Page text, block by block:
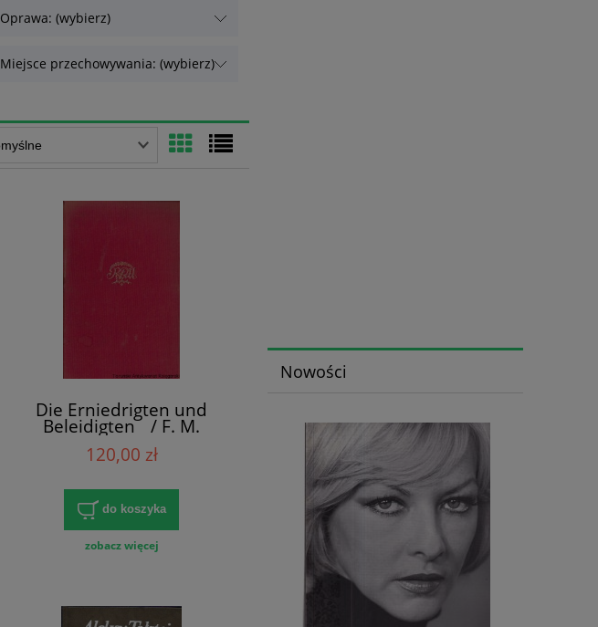
Oprawa: (wybierz)
Miejsce przechowywania: (wybierz)
Die Erniedrigten und
Beleidigten / F. M.
Dostojewski
120,00 zł
do koszyka
zobacz więcej
Nowości